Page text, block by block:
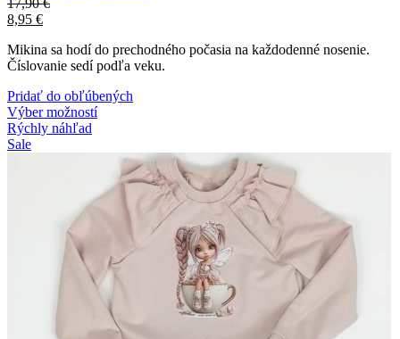
17,90€
8,95 €
Mikina sa hodí do prechodného počasia na každodenné nosenie.
Číslovanie sedí podľa veku.
Pridať do obľúbených
Výber možností
Rýchly náhľad
Sale